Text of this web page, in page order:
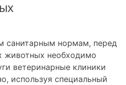
санитарным нормам, перед
животных необходимо
ветеринарные клиники
используя специальный